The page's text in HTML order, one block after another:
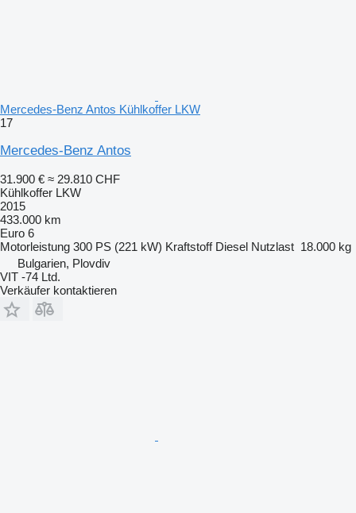
Mercedes-Benz Antos Kühlkoffer LKW
17
Mercedes-Benz Antos
31.900 € ≈ 29.810 CHF
Kühlkoffer LKW
2015
433.000 km
Euro 6
Motorleistung 300 PS (221 kW) Kraftstoff Diesel Nutzlast 18.000 kg
Bulgarien, Plovdiv
VIT -74 Ltd.
Verkäufer kontaktieren